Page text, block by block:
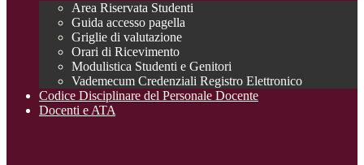
Area Riservata Studenti
Guida accesso pagella
Griglie di valutazione
Orari di Ricevimento
Modulistica Studenti e Genitori
Vademecum Credenziali Registro Elettronico
Codice Disciplinare del Personale Docente
Docenti e ATA